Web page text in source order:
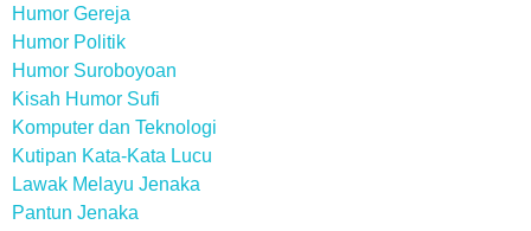
Humor Gereja
Humor Politik
Humor Suroboyoan
Kisah Humor Sufi
Komputer dan Teknologi
Kutipan Kata-Kata Lucu
Lawak Melayu Jenaka
Pantun Jenaka